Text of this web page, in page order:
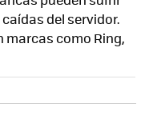
del servidor.
marcas como Ring,